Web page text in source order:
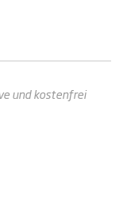
und kostenfrei